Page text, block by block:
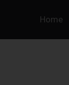
Home